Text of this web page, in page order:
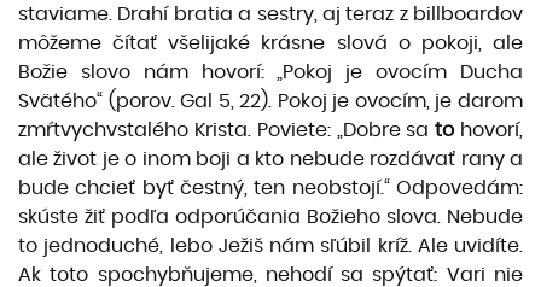
staviame. Drahí bratia a sestry, aj teraz z billboardov
môžeme čítať všelijaké krásne slová o pokoji, ale
Božie slovo nám hovorí: „Pokoj je ovocím Ducha
Svätého“ (porov. Gal 5, 22). Pokoj je ovocím, je darom
zmŕtvychvstalého Krista. Poviete: „Dobre satohovorí,
ale život je o inom boji a kto nebude rozdávať rany a
bude chcieť byť čestný, ten neobstojí.“ Odpovedám:
skúste žiť podľa odporúčania Božieho slova. Nebude
to jednoduché, lebo Ježiš nám sľúbil kríž. Ale uvidíte.
Ak toto spochybňujeme, nehodí sa spýtať: Vari nie